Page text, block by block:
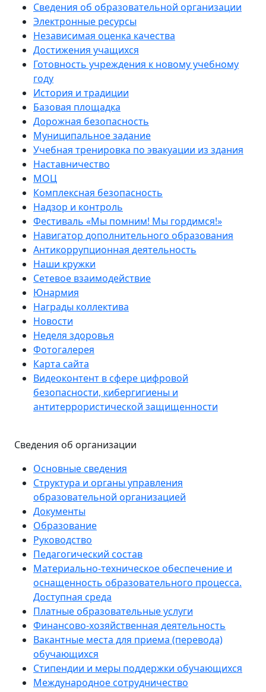
Сведения об образовательной организации
Электронные ресурсы
Независимая оценка качества
Достижения учащихся
Готовность учреждения к новому учебному
году
История и традиции
Базовая площадка
Дорожная безопасность
Муниципальное задание
Учебная тренировка по эвакуации из здания
Наставничество
МОЦ
Комплексная безопасность
Надзор и контроль
Фестиваль «Мы помним! Мы гордимся!»
Навигатор дополнительного образования
Антикоррупционная деятельность
Наши кружки
Сетевое взаимодействие
Юнармия
Награды коллектива
Новости
Неделя здоровья
Фотогалерея
Карта сайта
Видеоконтент в сфере цифровой
безопасности, кибергигиены и
антитеррористической защищенности
Сведения об организации
Основные сведения
Структура и органы управления
образовательной организацией
Документы
Образование
Руководство
Педагогический состав
Материально-техническое обеспечение и
оснащенность образовательного процесса.
Доступная среда
Платные образовательные услуги
Финансово-хозяйственная деятельность
Вакантные места для приема (перевода)
обучающихся
Стипендии и меры поддержки обучающихся
Международное сотрудничество